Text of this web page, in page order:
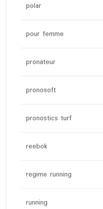
polar
pour femme
pronateur
pronosoft
pronostics turf
reebok
regime running
running